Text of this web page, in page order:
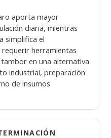
aporta mayor
diaria, mientras
simplifica el
herramientas
en una alternativa
industrial, preparación
de insumos